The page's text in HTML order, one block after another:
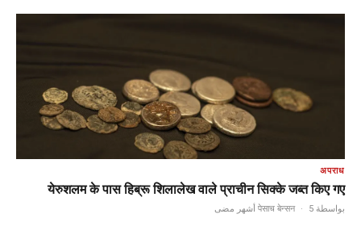
अपराध
येरुशलम के पास हिब्रू शिलालेख वाले प्राचीन सिक्के जब्त किए गए
بواسطة पेसाच बेन्सन · 5 أشهر مضى